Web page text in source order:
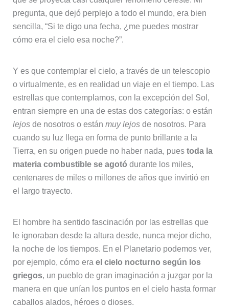
pregunta, que dejó perplejo a todo el mundo, era bien
sencilla, “Si te digo una fecha, ¿me puedes mostrar
cómo era el cielo esa noche?”.
Y es que contemplar el cielo, a través de un telescopio
o virtualmente, es en realidad un viaje en el tiempo. Las
estrellas que contemplamos, con la excepción del Sol,
entran siempre en una de estas dos categorías: o están
lejosde nosotros o están muy lejosde nosotros. Para
cuando su luz llega en forma de punto brillante a la
Tierra, en su origen puede no haber nada, pues toda la
materia combustible se agotó durante los miles,
centenares de miles o millones de años que invirtió en
el largo trayecto.
El hombre ha sentido fascinación por las estrellas que
le ignoraban desde la altura desde, nunca mejor dicho,
la noche de los tiempos. En el Planetario podemos ver,
por ejemplo, cómo era el cielo nocturno según los
griegos, un pueblo de gran imaginación a juzgar por la
manera en que unían los puntos en el cielo hasta formar
caballos alados, héroes o dioses.